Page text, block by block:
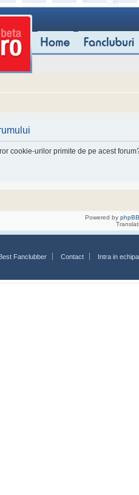
cookie-urilor primite de pe acest
Powered by phpBB
Fanclubber Contact Intra in